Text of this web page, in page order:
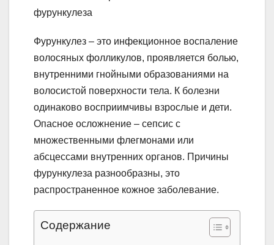
Фурункулез – это инфекционное воспаление
волосяных фолликулов, проявляется болью,
внутренними гнойными образованиями на
волосистой поверхности тела. К болезни
одинаково восприимчивы взрослые и дети.
Опасное осложнение – сепсис с
множественными флегмонами или
абсцессами внутренних органов. Причины
фурункулеза разнообразны, это
распространенное кожное заболевание.
Содержание